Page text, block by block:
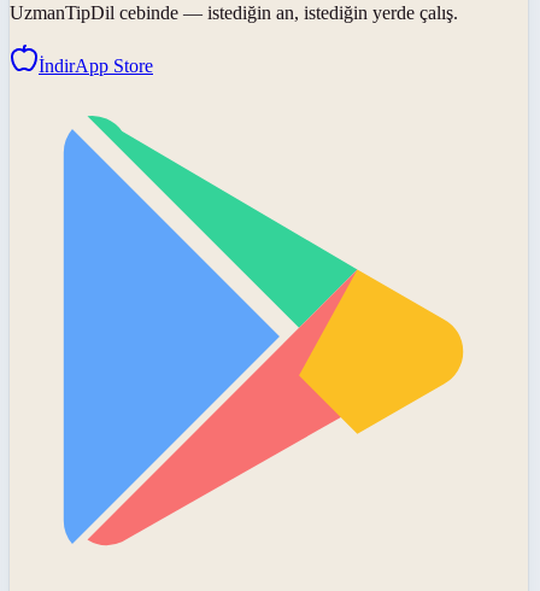
UzmanTipDil cebinde — istediğin an, istediğin yerde çalış.
İndirApp Store